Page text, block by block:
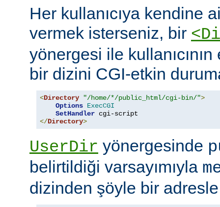
Her kullanıcıya kendine
vermek isterseniz, bir
yönergesi ile
bir dizini CGI-etkin
<Directory "/home/*/public_html/cgi-bin/">
Options ExecCGI
SetHandler
</Directory>
UserDir yönergesinde
belirtildiği varsayımıyla
dizinden şöyle bir